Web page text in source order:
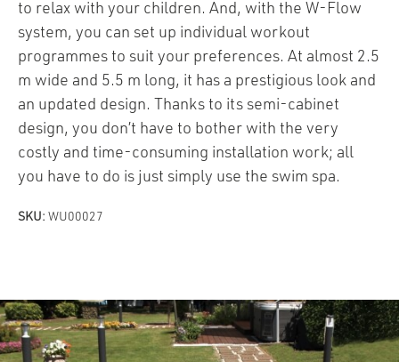
to relax with your children. And, with the W-Flow
system, you can set up individual workout
programmes to suit your preferences. At almost 2.5
m wide and 5.5 m long, it has a prestigious look and
an updated design. Thanks to its semi-cabinet
design, you don’t have to bother with the very
costly and time-consuming installation work; all
you have to do is just simply use the swim spa.
SKU: WU00027